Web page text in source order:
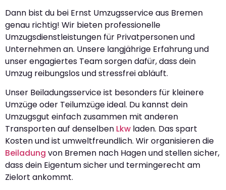
Dann bist du bei Ernst Umzugsservice aus Bremen
genau richtig! Wir bieten professionelle
Umzugsdienstleistungen für Privatpersonen und
Unternehmen an. Unsere langjährige Erfahrung und
unser engagiertes Team sorgen dafür, dass dein
Umzug reibungslos und stressfrei abläuft.
Unser Beiladungsservice ist besonders für kleinere
Umzüge oder Teilumzüge ideal. Du kannst dein
Umzugsgut einfach zusammen mit anderen
Transporten auf denselben Lkw laden. Das spart
Kosten und ist umweltfreundlich. Wir organisieren die
Beiladung von Bremen nach Hagen und stellen sicher,
dass dein Eigentum sicher und termingerecht am
Zielort ankommt.